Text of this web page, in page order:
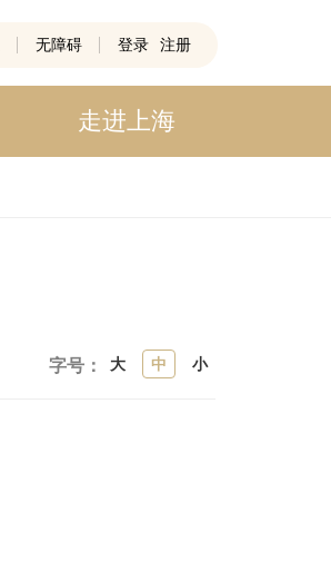
无障碍 登录 注册
走进上海
字号： 大 中 小